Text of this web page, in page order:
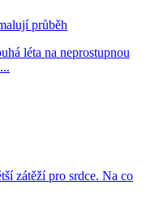
průběh
léta na neprostupnou
zátěží pro srdce. Na co